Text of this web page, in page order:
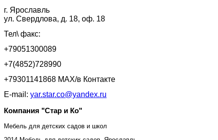
г. Ярославль
ул. Свердлова, д. 18, оф. 18
Тел\ факс:
+79051300089
+7(4852)728990
+79301141868 MAX/в Контакте
E-mail: yar.star.co@yandex.ru
Компания "Стар и Ко"
Мебель для детских садов и школ